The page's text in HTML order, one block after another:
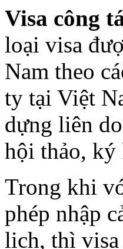
Visa công
loại visa
Nam theo
ty tại Việt
dựng liên
hội thảo, ký
Trong khi
phép nhập
lịch, thì visa